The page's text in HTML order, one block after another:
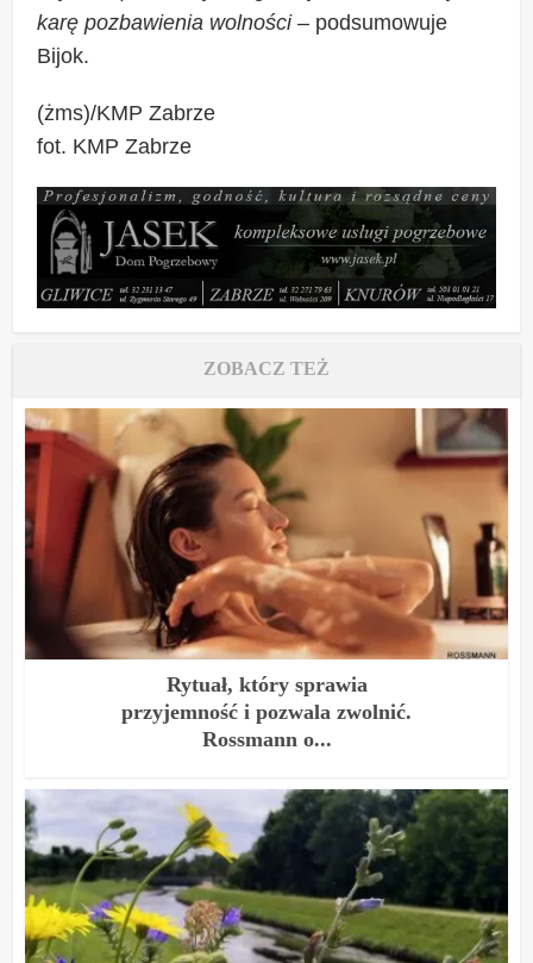
karę pozbawienia wolności– podsumowuje
Bijok.
(żms)/KMP Zabrze
fot. KMP Zabrze
ZOBACZ TEŻ
Rytuał, który sprawia
przyjemność i pozwala zwolnić.
Rossmann o...